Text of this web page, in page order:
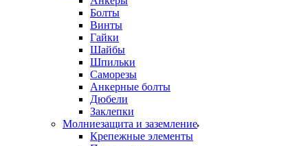
Болты
Винты
Гайки
Шайбы
Шпильки
Саморезы
Анкерные болты
Дюбели
Заклепки
Молниезащита и заземление
Крепежные элементы